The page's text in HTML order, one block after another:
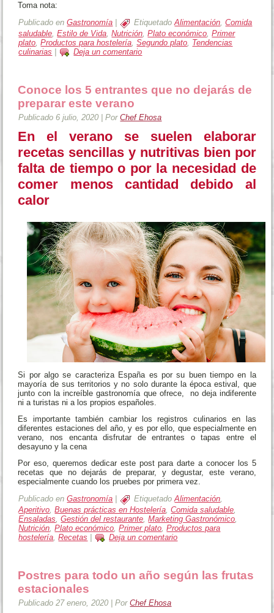
Toma nota:
Publicado en Gastronomía Etiquetado Alimentación,Comida
saludable,Estilo de Vida,Nutrición,Plato económico,Primer
plato,Productos para hostelería,Segundo plato, Tendencias
culinarias
Deja un comentario
Conoce los 5 entrantes que no dejarás de
preparar este verano
Publicado 6 julio, 2020 |Por Chef Ehosa
En el verano se suelen elaborar
recetas sencillas y nutritivas bien por
falta de tiempo o por la necesidad de
comer menos cantidad debido al
calor
Si por algo se caracteriza España es por su buen tiempo en la
mayoría de sus territorios y no solo durante la época estival, que
junto con la increíble gastronomía que ofrece, no deja indiferente
ni a turistas ni a los propios españoles.
Es importante también cambiar los registros culinarios en las
diferentes estaciones del año, y es por ello, que especialmente en
verano, nos encanta disfrutar de entrantes o tapas entre el
desayuno y la cena
Por eso, queremos dedicar este post para darte a conocer los 5
recetas que no dejarás de preparar, y degustar, este verano,
especialmente cuando los pruebes por primera vez.
Publicado en Gastronomía Etiquetado Alimentación,
Aperitivo ,Buenas prácticas en Hostelería ,Comida saludable
Ensaladas ,Gestión del restaurante ,Marketing Gastronómico
Nutrición ,Plato económico ,Primer plato ,Productos para
hostelería,Recetas Deja un comentario
Postres para todo un año según las frutas
estacionales
Publicado 27 enero, 2020 |Por Chef Ehosa